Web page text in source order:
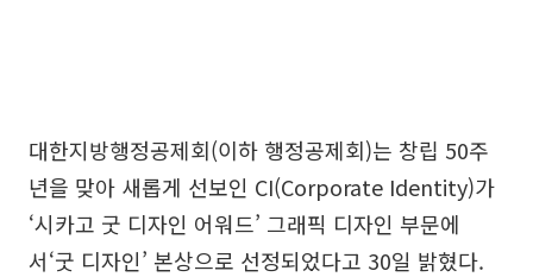
대한지방행정공제회(이하 행정공제회)는 창립 50주
년을 맞아 새롭게 선보인 CI(Corporate Identity)가
‘시카고 굿 디자인 어워드’ 그래픽 디자인 부문에
서‘굿 디자인’ 본상으로 선정되었다고 30일 밝혔다.